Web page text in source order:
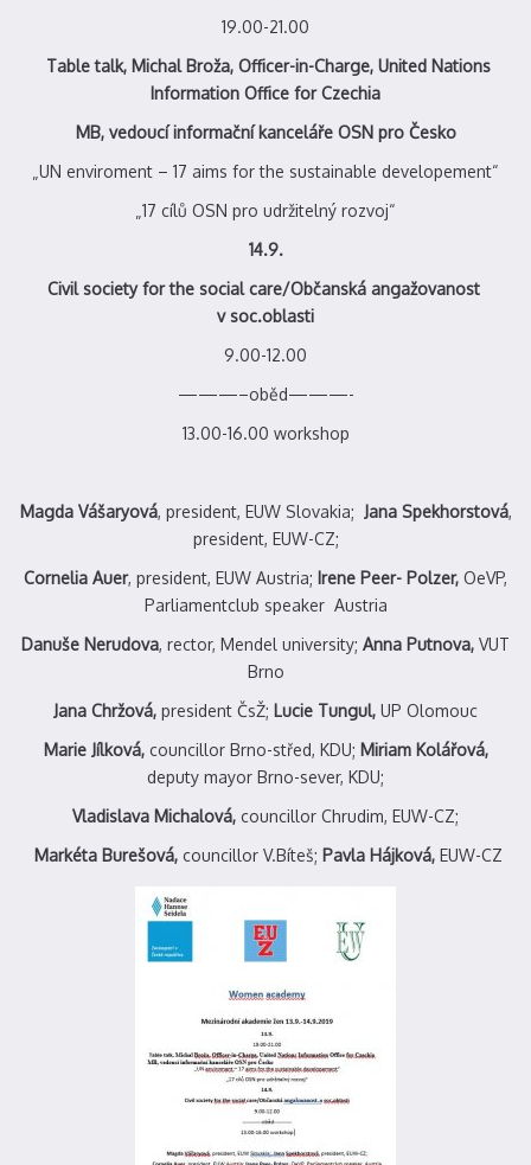
19.00-21.00
Table talk,Michal Broža, Officer-in-Charge, United Nations
Information Office for Czechia
MB, vedoucí informační kanceláře OSN pro Česko
„UN enviroment – 17 aims for the sustainable developement“
„17 cílů OSN pro udržitelný rozvoj“
14.9.
Civil society for the social care/Občanská angažovanost
v soc.oblasti
9.00-12.00
———–oběd———-
13.00-16.00 workshop
Magda Vášaryová, president, EUW Slovakia; Jana Spekhorstová,
president, EUW-CZ;
Cornelia Auer, president, EUW Austria; Irene Peer- Polzer, OeVP,
Parliamentclub speaker Austria
Danuše Nerudova, rector, Mendel university; Anna Putnova, VUT
Brno
Jana Chržová, president ČsŽ; Lucie Tungul, UP Olomouc
Marie Jílková, councillor Brno-střed, KDU; Miriam Kolářová,
deputy mayor Brno-sever, KDU;
Vladislava Michalová, councillor Chrudim, EUW-CZ;
Markéta Burešová, councillor V.Bíteš; Pavla Hájková, EUW-CZ